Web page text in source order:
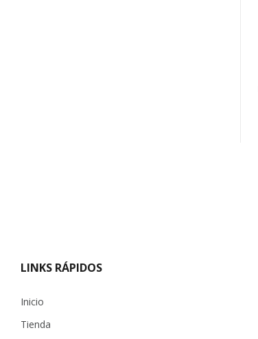
LINKS RÁPIDOS
Inicio
Tienda